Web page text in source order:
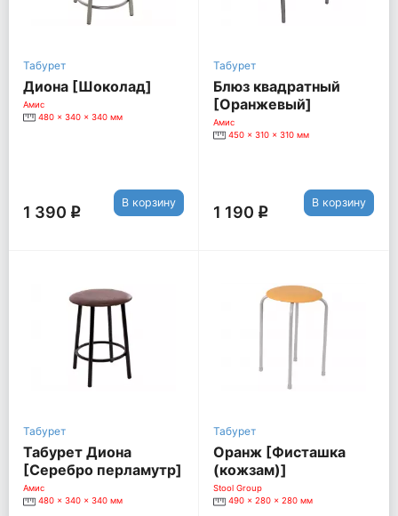
Табурет
Диона [Шоколад]
Амис
480 x 340 x 340 мм
1 390 q
В корзину
Табурет
Блюз квадратный
[Оранжевый]
Амис
450 x 310 x 310 мм
1 190 q
В корзину
Табурет
Табурет Диона
[Серебро перламутр]
[Каркас черный
глянец]
Амис
480 x 340 x 340 мм
Табурет
Оранж [Фисташка
(кожзам)]
Stool Group
490 x 280 x 280 мм